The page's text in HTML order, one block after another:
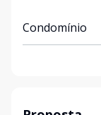
Condomínio